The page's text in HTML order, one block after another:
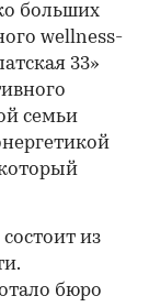
больших
wellness-
33»
семьи
из
бюро